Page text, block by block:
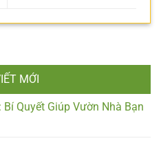
MỚI
Quyết Giúp Vườn Nhà Bạn